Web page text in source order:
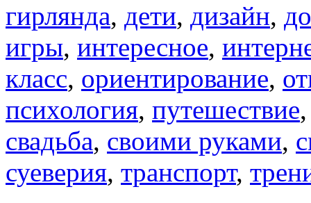
гирлянда, дети, дизайн,
игры, интересное,
класс, ориентирование,
психология, путешествие
свадьба, своими руками,
суеверия, транспорт,